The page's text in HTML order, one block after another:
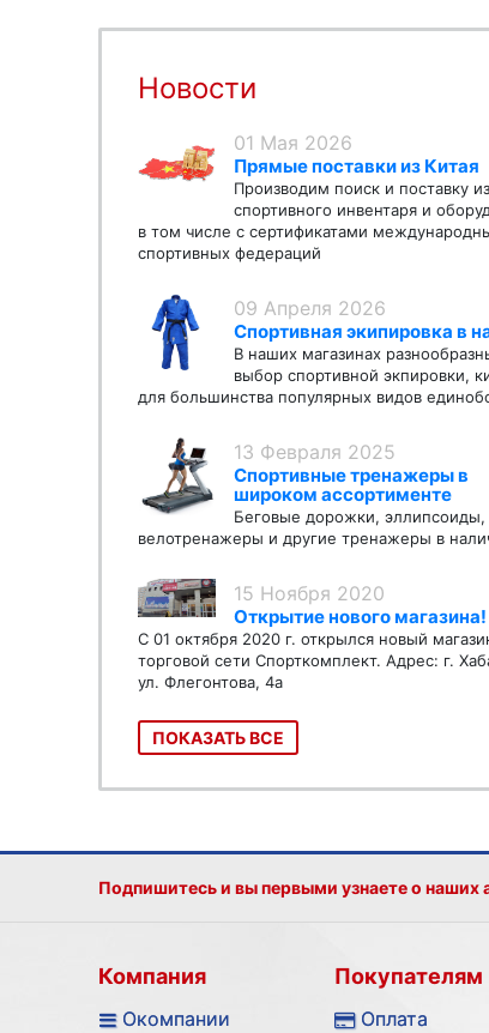
Новости
01 Мая 2026
Прямые поставки из Китая
Производим поиск и поставку
спортивного инвентаря и
в том числе с сертификатами
спортивных федераций
09 Апреля 2026
Спортивная экипировка в
В наших магазинах
выбор спортивной экпировки,
для большинства популярных видов
13 Февраля 2025
Спортивные тренажеры в
широком ассортименте
Беговые дорожки, эллипсоиды,
велотренажеры и другие тренажеры в
15 Ноября 2020
Открытие нового магазина!
С 01 октября 2020 г. открылся новый
торговой сети Спорткомплект. Адрес: г.
ул. Флегонтова, 4а
ПОКАЗАТЬ ВСЕ
Подпишитесь и вы первыми узнаете о наших
Компания
Окомпании
Покупателям
Оплата